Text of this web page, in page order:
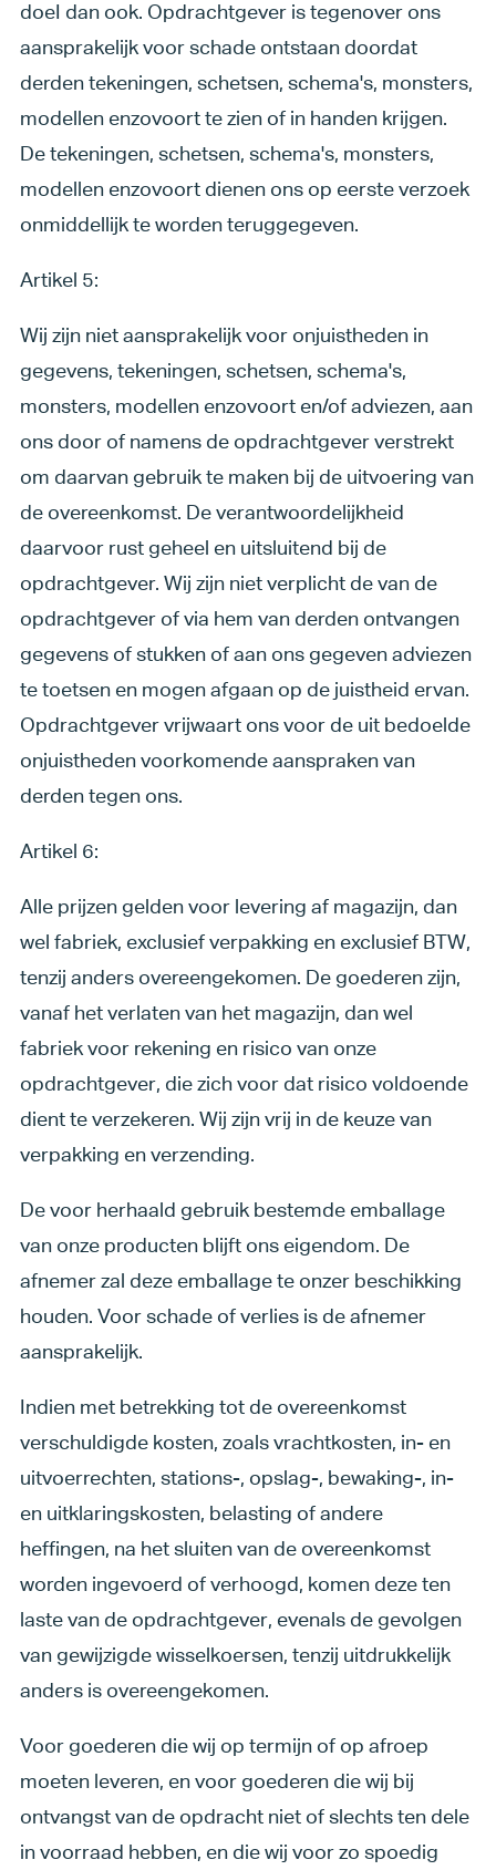
doeI dan ook. Opdrachtgever is tegenover ons
aansprakelijk voor schade ontstaan doordat
derden tekeningen, schetsen, schema's, monsters,
modellen enzovoort te zien of in handen krijgen.
De tekeningen, schetsen, schema's, monsters,
modellen enzovoort dienen ons op eerste verzoek
onmiddellijk te worden teruggegeven.
Artikel 5:
Wij zijn niet aansprakelijk voor onjuistheden in
gegevens, tekeningen, schetsen, schema's,
monsters, modellen enzovoort en/of adviezen, aan
ons door of namens de opdrachtgever verstrekt
om daarvan gebruik te maken bij de uitvoering van
de overeenkomst. De verantwoordelijkheid
daarvoor rust geheel en uitsluitend bij de
opdrachtgever. Wij zijn niet verplicht de van de
opdrachtgever of via hem van derden ontvangen
gegevens of stukken of aan ons gegeven adviezen
te toetsen en mogen afgaan op de juistheid ervan.
Opdrachtgever vrijwaart ons voor de uit bedoelde
onjuistheden voorkomende aanspraken van
derden tegen ons.
Artikel 6:
Alle prijzen gelden voor levering af magazijn, dan
wel fabriek, exclusief verpakking en exclusief BTW,
tenzij anders overeengekomen. De goederen zijn,
vanaf het verlaten van het magazijn, dan wel
fabriek voor rekening en risico van onze
opdrachtgever, die zich voor dat risico voldoende
dient te verzekeren. Wij zijn vrij in de keuze van
verpakking en verzending.
De voor herhaald gebruik bestemde emballage
van onze producten blijft ons eigendom. De
afnemer zal deze emballage te onzer beschikking
houden. Voor schade of verlies is de afnemer
aansprakelijk.
Indien met betrekking tot de overeenkomst
verschuldigde kosten, zoals vrachtkosten, in- en
uitvoerrechten, stations-, opslag-, bewaking-, in-
en uitklaringskosten, belasting of andere
heffingen, na het sluiten van de overeenkomst
worden ingevoerd of verhoogd, komen deze ten
laste van de opdrachtgever, evenals de gevolgen
van gewijzigde wisselkoersen, tenzij uitdrukkelijk
anders is overeengekomen.
Voor goederen die wij op termijn of op afroep
moeten leveren, en voor goederen die wij bij
ontvangst van de opdracht niet of slechts ten dele
in voorraad hebben, en die wij voor zo spoedig